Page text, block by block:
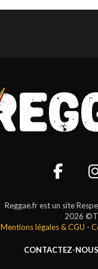
Reggae.fr est un site
2026
Mentions légales & CGU -
CONTACTEZ-